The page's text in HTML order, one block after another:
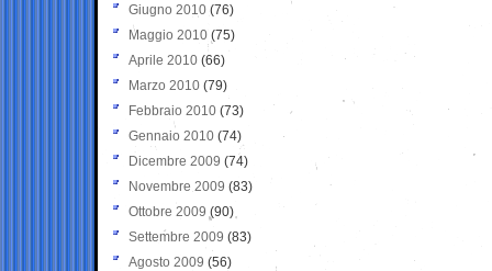
Giugno 2010 (76)
Maggio 2010 (75)
Aprile 2010 (66)
Marzo 2010 (79)
Febbraio 2010 (73)
Gennaio 2010 (74)
Dicembre 2009 (74)
Novembre 2009 (83)
Ottobre 2009 (90)
Settembre 2009 (83)
Agosto 2009 (56)